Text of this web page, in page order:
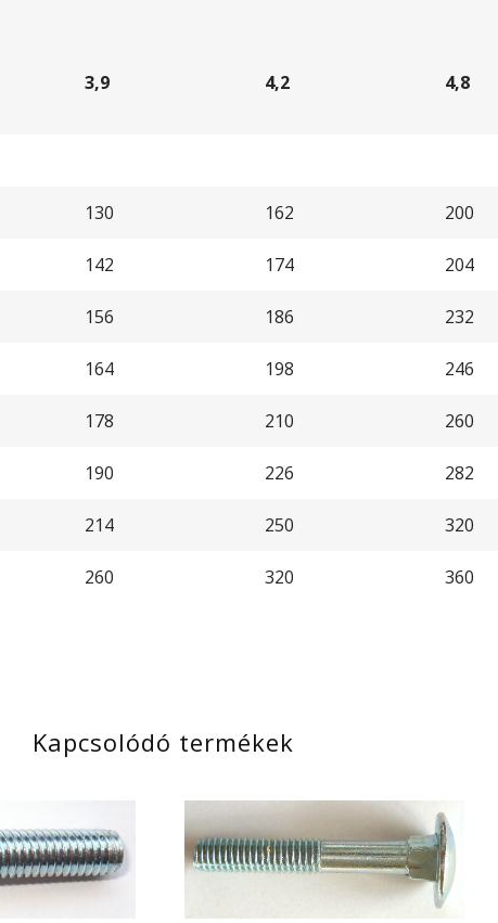
3,9 4,2 4,8
130 162 200
142 174 204
156 186 232
164 198 246
178 210 260
190 226 282
214 250 320
260 320 360
Kapcsolódó termékek